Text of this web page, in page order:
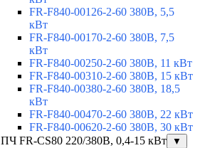
FR-F840-00126-2-60 380В, 5,5
кВт
FR-F840-00170-2-60 380В, 7,5
кВт
FR-F840-00250-2-60 380В, 11 кВт
FR-F840-00310-2-60 380В, 15 кВт
FR-F840-00380-2-60 380В, 18,5
кВт
FR-F840-00470-2-60 380В, 22 кВт
FR-F840-00620-2-60 380В, 30 кВт
ПЧ FR-CS80 220/380В, 0,4-15 кВт
▼